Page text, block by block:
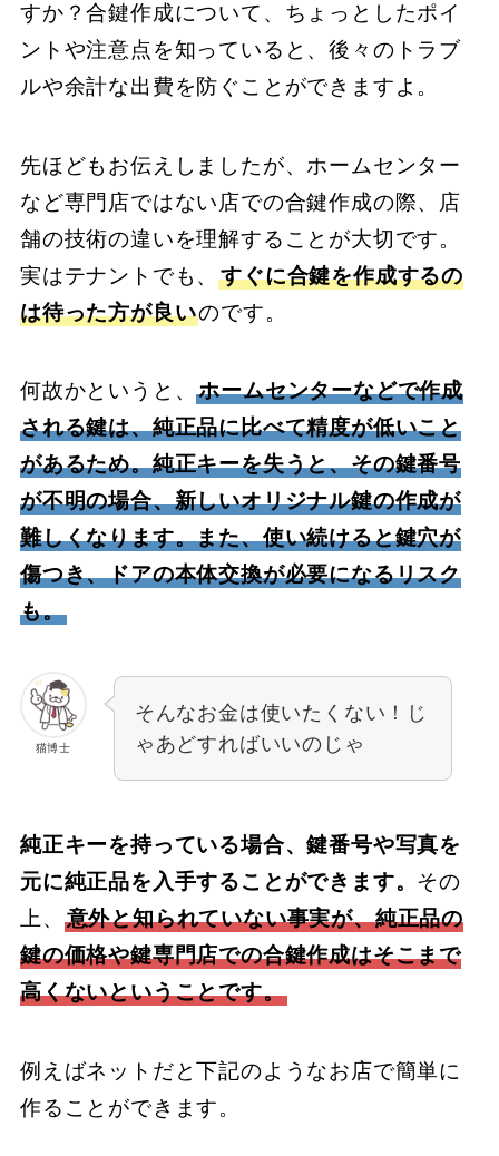
すか？合鍵作成について、ちょっとしたポイ
ントや注意点を知っていると、後々のトラブ
ルや余計な出費を防ぐことができますよ。
先ほどもお伝えしましたが、ホームセンター
など専門店ではない店での合鍵作成の際、店
舗の技術の違いを理解することが大切です。
実はテナントでも、すぐに合鍵を作成するの
は待った方が良いのです。
何故かというと、ホームセンターなどで作成
される鍵は、純正品に比べて精度が低いこと
があるため。純正キーを失うと、その鍵番号
が不明の場合、新しいオリジナル鍵の作成が
難しくなります。また、使い続けると鍵穴が
傷つき、ドアの本体交換が必要になるリスク
も。
猫博士
そんなお金は使いたくない！じ
ゃあどすればいいのじゃ
純正キーを持っている場合、鍵番号や写真を
元に純正品を入手することができます。 その
上、 意外と知られていない事実が、純正品の
鍵の価格や鍵専門店での合鍵作成はそこまで
高くないということです。
例えばネットだと下記のようなお店で簡単に
作ることができます。